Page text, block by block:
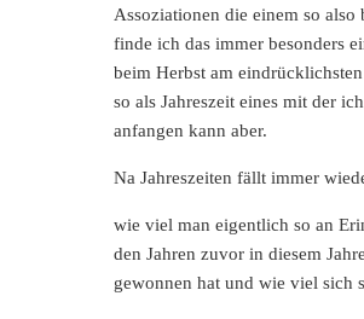
Assoziationen die einem so also
finde ich das immer besonders
beim Herbst am
so als Jahreszeit eines mit der
anfangen kann aber.
Na Jahreszeiten fällt immer
wie viel man eigentlich so an
den Jahren zuvor in diesem
gewonnen hat und wie viel sich